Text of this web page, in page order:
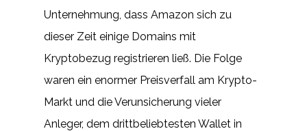
Unternehmung, dass Amazon sich zu
dieser Zeit einige Domains mit
Kryptobezug registrieren ließ. Die Folge
waren ein enormer Preisverfall am Krypto-
Markt und die Verunsicherung vieler
Anleger, dem drittbeliebtesten Wallet in